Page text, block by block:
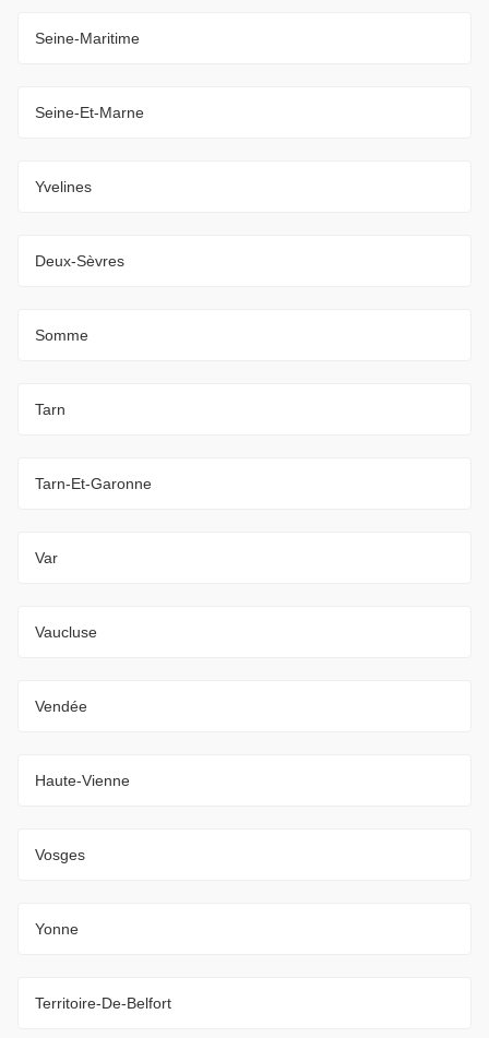
Seine-Maritime
Seine-Et-Marne
Yvelines
Deux-Sèvres
Somme
Tarn
Tarn-Et-Garonne
Var
Vaucluse
Vendée
Haute-Vienne
Vosges
Yonne
Territoire-De-Belfort